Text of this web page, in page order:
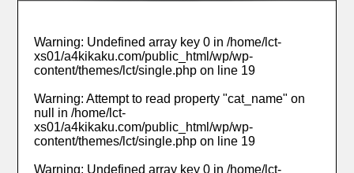
Warning: Undefined array key 0 in/home/lct-
xs01/a4kikaku.com/public_html/wp/wp-
content/themes/lct/single.php on line 19
Warning: Attempt to read property "cat_name" on
null in/home/lct-
xs01/a4kikaku.com/public_html/wp/wp-
content/themes/lct/single.php on line 19
Warning: Undefined array key 0 in/home/lct-